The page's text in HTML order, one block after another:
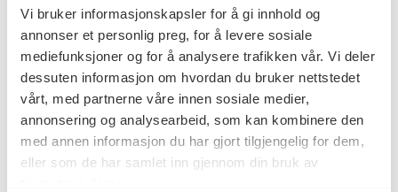
Vi bruker informasjonskapsler for å gi innhold og
annonser et personlig preg, for å levere sosiale
mediefunksjoner og for å analysere trafikken vår. Vi deler
dessuten informasjon om hvordan du bruker nettstedet
vårt, med partnerne våre innen sosiale medier,
annonsering og analysearbeid, som kan kombinere den
med annen informasjon du har gjort tilgjengelig for dem,
eller som de har samlet inn gjennom din bruk av
Kunstner Marja Helander
Kategori C-print, Digital print, Fotografi